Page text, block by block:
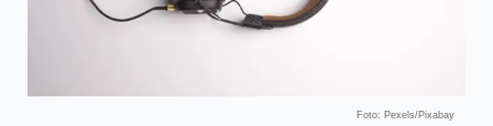
Foto: Pexels/Pixabay